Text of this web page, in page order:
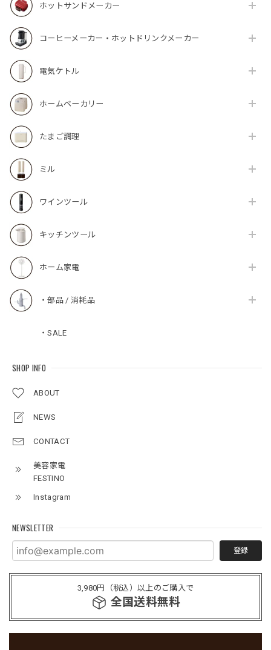
ホットサンドメーカー
コーヒーメーカー・ホットドリンクメーカー
電気ケトル
ホームベーカリー
たまご調理
ミル
ワインツール
キッチンツール
ホーム家電
・部品 / 消耗品
・SALE
SHOP INFO
ABOUT
NEWS
CONTACT
美容家電
FESTINO
Instagram
NEWSLETTER
登録
3,980円（税込）以上のご購入で
全国送料無料